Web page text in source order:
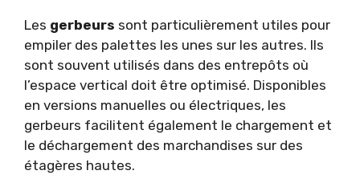
Les gerbeurs sont particulièrement utiles pour
empiler des palettes les unes sur les autres. Ils
sont souvent utilisés dans des entrepôts où
l’espace vertical doit être optimisé. Disponibles
en versions manuelles ou électriques, les
gerbeurs facilitent également le chargement et
le déchargement des marchandises sur des
étagères hautes.